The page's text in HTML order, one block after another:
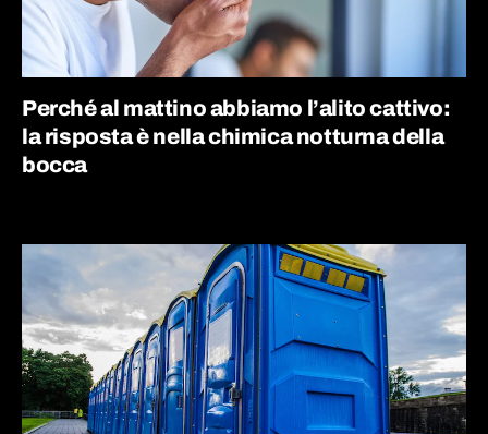
Perché al mattino abbiamo l’alito cattivo:
la risposta è nella chimica notturna della
bocca